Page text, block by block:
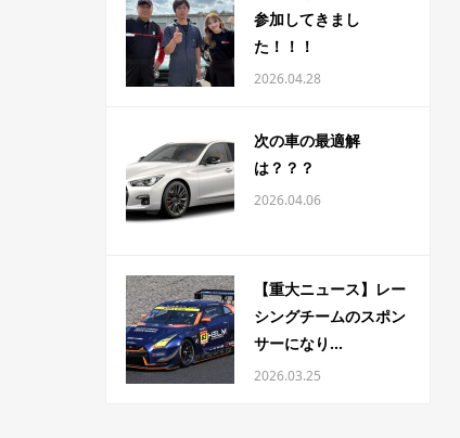
参加してきまし
た！！！
2026.04.28
次の車の最適解
は？？？
2026.04.06
【重大ニュース】レー
シングチームのスポン
サーになり...
2026.03.25